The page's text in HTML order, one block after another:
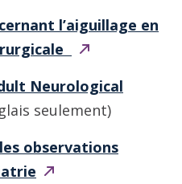
l’aiguillage en
Neurological
seulement)
observations